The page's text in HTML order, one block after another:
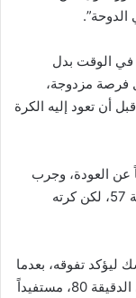
في الوقت بدل
فرصة مزدوجة،
أن تعود إليه الكرة
عن العودة، وجرب
أكرم عفيف التسديد من زاوية صعبة في الدقيقة 57، لكن كرته
ليؤكد تفوقه، بعدما
سجل البديل إرمين مهميتش الهدف الثالث في الدقيقة 80، مستفيداً